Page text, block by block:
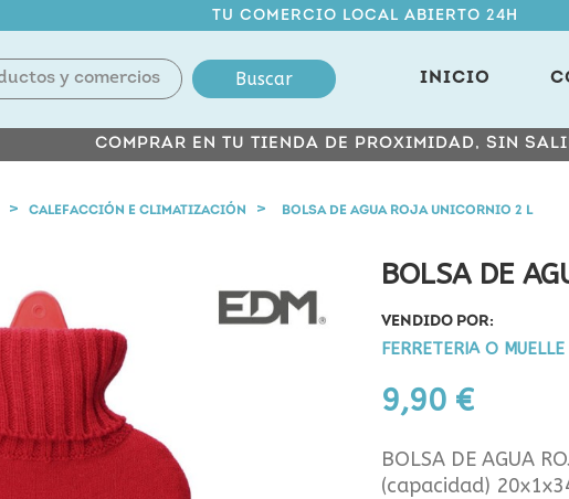
TU COMERCIO LOCAL ABIERTO 24H
Buscar INICIO
COMPRAR EN TU TIENDA DE PROXIMIDAD, SIN
CALEFACCIÓN E CLIMATIZACIÓN BOLSA DE AGUA ROJA UNICORNIO 2 L
BOLSA DE
VENDIDO POR:
FERRETERIA O MUELLE
9,90 €
BOLSA DE AGUA
(capacidad)